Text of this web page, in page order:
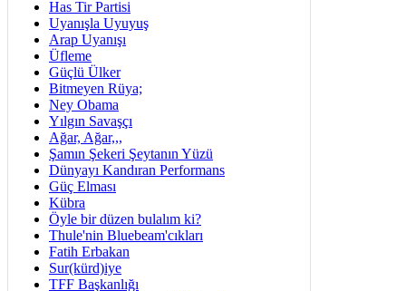
Has Tir Partisi
Uyanışla Uyuyuş
Arap Uyanışı
Üfleme
Güçlü Ülker
Bitmeyen Rüya;
Ney Obama
Yılgın Savaşçı
Ağar, Ağar,,,
Şamın Şekeri Şeytanın Yüzü
Dünyayı Kandıran Performans
Güç Elması
Kübra
Öyle bir düzen bulalım ki?
Thule'nin Bluebeam'cıkları
Fatih Erbakan
Sur(kürd)iye
TFF Başkanlığı